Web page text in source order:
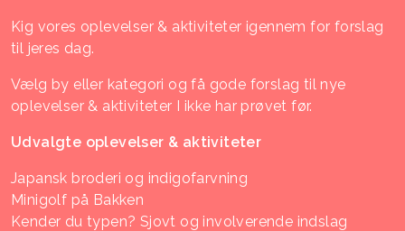
Kig vores oplevelser & aktiviteter igennem for forslag
til jeres dag.
Vælg by eller kategori og få gode forslag til nye
oplevelser & aktiviteter I ikke har prøvet før.
Udvalgte oplevelser & aktiviteter
Japansk broderi og indigofarvning
Minigolf på Bakken
Kender du typen? Sjovt og involverende indslag